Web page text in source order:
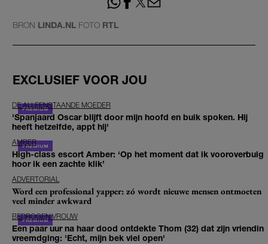
BRON LINDA.NL FOTO RTL
EXCLUSIEF VOOR JOU
DE ALLEENSTAANDE MOEDER
'Spanjaard Oscar blijft door mijn hoofd en buik spoken. Hij
heeft hetzelfde, appt hij'
AMBER
High-class escort Amber: ‘Op het moment dat ik vooroverbuig
hoor ik een zachte klik’
ADVERTORIAL
Word een professional yapper: zó wordt nieuwe mensen ontmoeten
veel minder awkward
BEDROGEN VROUW
Een paar uur na haar dood ontdekte Thom (32) dat zijn vriendin
vreemdging: 'Echt, mijn bek viel open'